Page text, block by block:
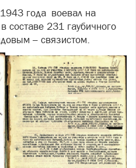
года воевал на
составе 231 гаубичного
– связистом.